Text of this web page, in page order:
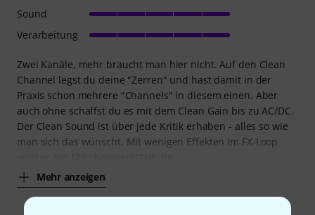
Zwei Kanäle, mehr braucht man hier nicht. Auf den Clean
Channel legst du deine "Zerren" und hast damit in der
Praxis schon mehrere "Channels" in diesem einen. Aber
auch ohne schaffst du es mit dem Clean Gain bis zu AC/DC.
Der Clean Sound ist über jede Kritik erhaben - alles so wie
man sich das wünscht. Mit wenigen Effekten im FX-Loop
Mehr anzeigen
Sound
Verarbeitung